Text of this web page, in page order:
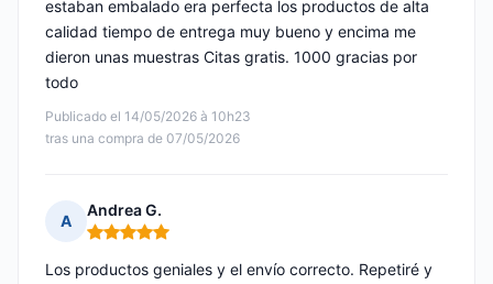
Publicado el 14/05/2026 à 10h23
tras una compra de 07/05/2026
estaban embalado era perfecta los productos de alta
calidad tiempo de entrega muy bueno y encima me
dieron unas muestras Citas gratis. 1000 gracias por
todo
A
Andrea G.
Nota: 5 de 5
Los productos geniales y el envío correcto. Repetiré y